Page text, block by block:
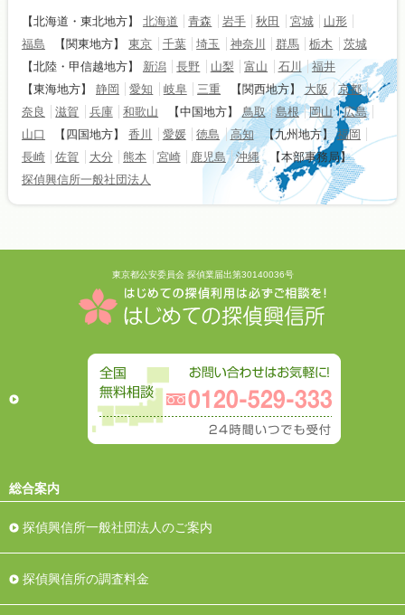
【北海道・東北地方】 北海道 青森 岩手 秋田 宮城
山形
福島
【関東地方】 東京 千葉 埼玉 神奈川 群馬 栃木
茨城
【北陸・甲信越地方】
新潟 長野 山梨 富山 石川
福井
【東海地方】
静岡 愛知 岐阜 三重 【関西地方】 大阪
京都
奈良
滋賀 兵庫 和歌山 【中国地方】 鳥取 島根 岡山
広島
山口
【四国地方】 香川 愛媛 徳島 高知 【九州地方】 福岡
長崎
佐賀 大分 熊本 宮崎 鹿児島 沖縄
【本部事務局】
探偵興信所一般社団法人
東京都公安委員会 探偵業届出第30140036号
総合案内
探偵興信所一般社団法人のご案内
探偵興信所の調査料金